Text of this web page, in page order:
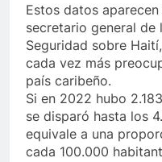
Estos datos
secretario general de
Seguridad sobre
cada vez más
país caribeño.
Si en 2022 hubo
se disparó hasta los
equivale a una
cada 100.000